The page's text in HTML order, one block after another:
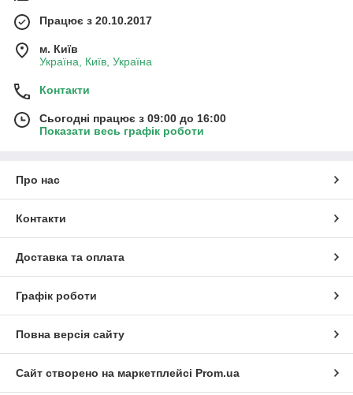
Працює з 20.10.2017
м. Київ
Україна, Київ, Україна
Контакти
Сьогодні працює з 09:00 до 16:00
Показати весь графік роботи
Про нас
Контакти
Доставка та оплата
Графік роботи
Повна версія сайту
Сайт створено на маркетплейсі Prom.ua